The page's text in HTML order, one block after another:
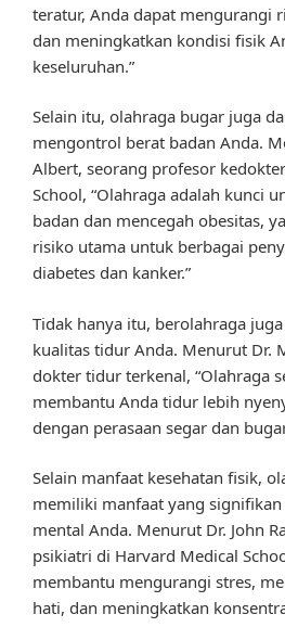
teratur, Anda dapat mengurangi
dan meningkatkan kondisi fisik
keseluruhan.”
Selain itu, olahraga bugar juga
mengontrol berat badan Anda.
Albert, seorang profesor
School, “Olahraga adalah kunci
badan dan mencegah obesitas,
risiko utama untuk berbagai
diabetes dan kanker.”
Tidak hanya itu, berolahraga
kualitas tidur Anda. Menurut Dr.
dokter tidur terkenal, “Olahraga
membantu Anda tidur lebih
dengan perasaan segar dan
Selain manfaat kesehatan fisik,
memiliki manfaat yang signifikan
mental Anda. Menurut Dr. John
psikiatri di Harvard Medical
membantu mengurangi stres,
hati, dan meningkatkan